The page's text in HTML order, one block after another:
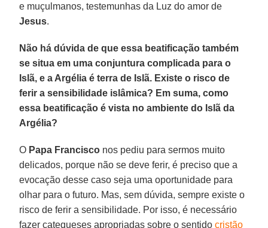
e muçulmanos, testemunhas da Luz do amor de
Jesus.
Não há dúvida de que essa beatificação também
se situa em uma conjuntura complicada para o
Islã, e a Argélia é terra de Islã. Existe o risco de
ferir a sensibilidade islâmica? Em suma, como
essa beatificação é vista no ambiente do Islã da
Argélia?
O Papa Francisco nos pediu para sermos muito
delicados, porque não se deve ferir, é preciso que a
evocação desse caso seja uma oportunidade para
olhar para o futuro. Mas, sem dúvida, sempre existe o
risco de ferir a sensibilidade. Por isso, é necessário
fazer catequeses apropriadas sobre o sentidocristão